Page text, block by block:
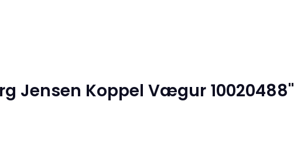
Jensen Koppel Vægur 10020488"